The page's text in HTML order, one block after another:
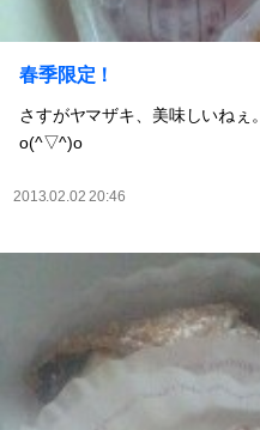
春季限定！
さすがヤマザキ、美味しいねぇ。
o(^▽^)o
2013.02.02 20:46